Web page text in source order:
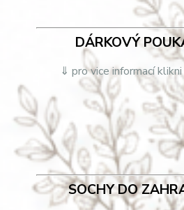
DÁRKOVÝ
⇓ pro vice informací
SOCHY DO